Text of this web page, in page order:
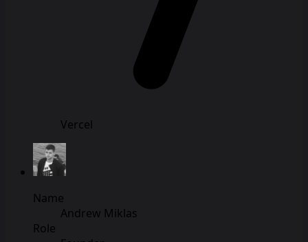
Vercel
Name
Andrew Miklas
Role